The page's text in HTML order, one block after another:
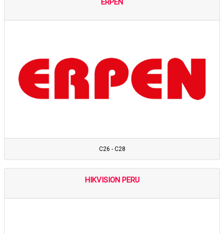
ERPEN
C26 - C28
HIKVISION PERU